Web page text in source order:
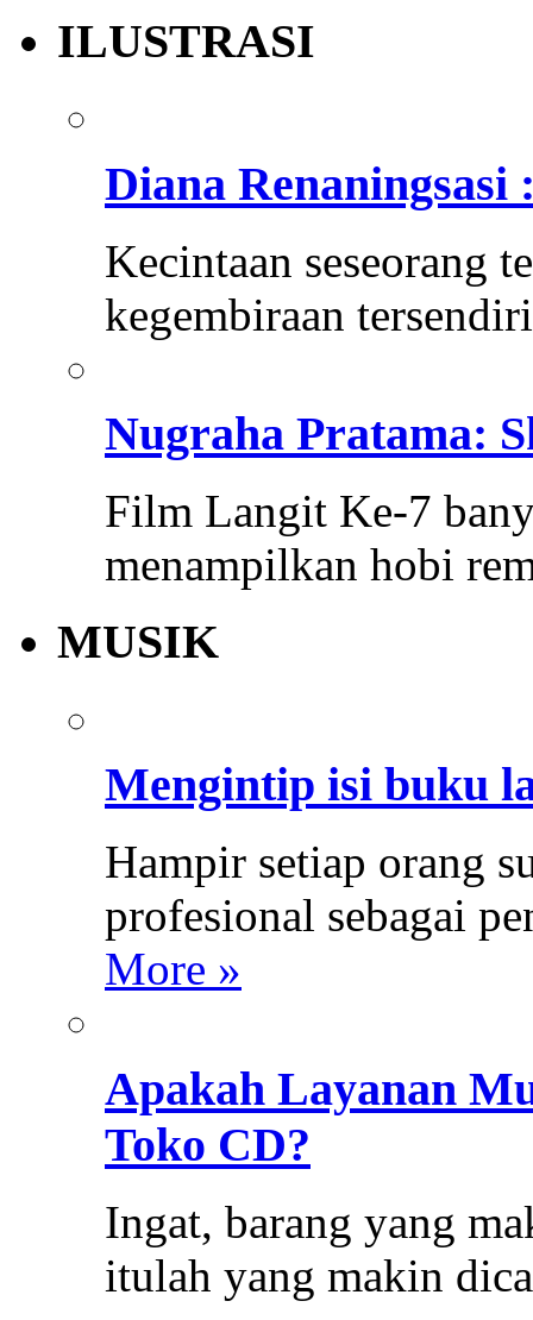
ILUSTRASI
Diana
Kecintaan seseorang
kegembiraan
Nugraha Pratama:
Film Langit Ke-7
menampilkan hobi
MUSIK
Mengintip isi buku
Hampir setiap orang
profesional sebagai
More »
Apakah Layanan
Toko CD?
Ingat, barang yang
itulah yang makin